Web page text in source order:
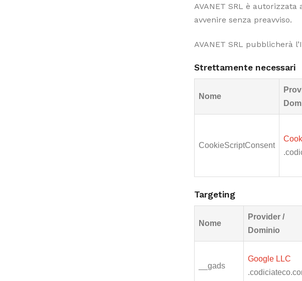
AVANET SRL è
avvenire senza preavviso.
AVANET SRL pubblicherà
Strettamente necessari
Nome
CookieScriptConsent
Targeting
Nome
Provider /
Dominio
__gads
Google LLC